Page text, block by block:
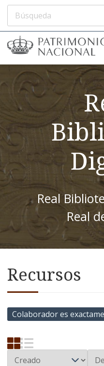
Real
Real
Recursos
Colaborador es